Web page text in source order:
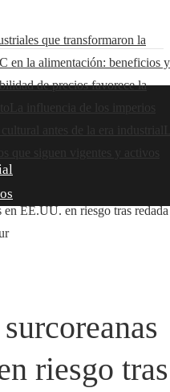
que transformaron la
en la alimentación: beneficios y
de precios favorece la
antes de la era industrial
que siguen vigentes y activos
en EE.UU. en riesgo tras
riesgo tras